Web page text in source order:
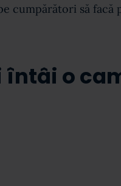
cumpărători să facă
o